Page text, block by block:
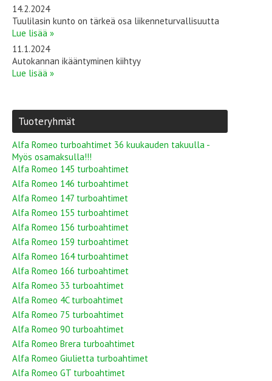
14.2.2024
Tuulilasin kunto on tärkeä osa liikenneturvallisuutta
Lue lisää »
11.1.2024
Autokannan ikääntyminen kiihtyy
Lue lisää »
Tuoteryhmät
Alfa Romeo turboahtimet 36 kuukauden takuulla -
Myös osamaksulla!!!
Alfa Romeo 145 turboahtimet
Alfa Romeo 146 turboahtimet
Alfa Romeo 147 turboahtimet
Alfa Romeo 155 turboahtimet
Alfa Romeo 156 turboahtimet
Alfa Romeo 159 turboahtimet
Alfa Romeo 164 turboahtimet
Alfa Romeo 166 turboahtimet
Alfa Romeo 33 turboahtimet
Alfa Romeo 4C turboahtimet
Alfa Romeo 75 turboahtimet
Alfa Romeo 90 turboahtimet
Alfa Romeo Brera turboahtimet
Alfa Romeo Giulietta turboahtimet
Alfa Romeo GT turboahtimet